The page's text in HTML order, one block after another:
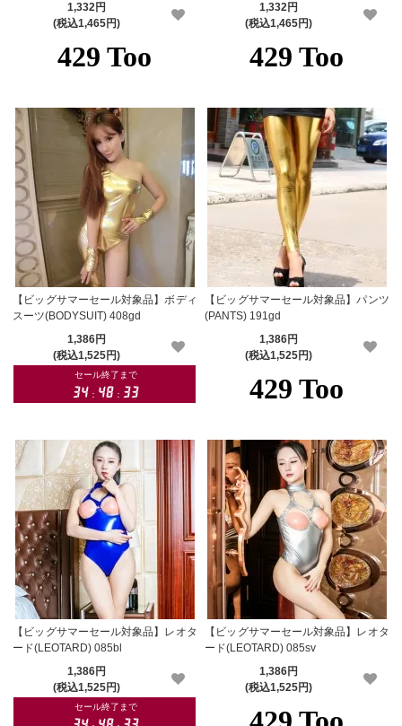
1,332円
(税込1,465円)
1,332円
(税込1,465円)
【ビッグサマーセール対象品】ボディ
スーツ(BODYSUIT) 408gd
1,386円
(税込1,525円)
【ビッグサマーセール対象品】パンツ
(PANTS) 191gd
1,386円
(税込1,525円)
【ビッグサマーセール対象品】レオタ
ード(LEOTARD) 085bl
1,386円
(税込1,525円)
【ビッグサマーセール対象品】レオタ
ード(LEOTARD) 085sv
1,386円
(税込1,525円)